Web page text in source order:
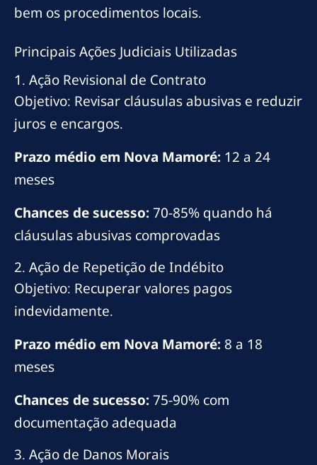
bem os procedimentos locais.
Principais Ações Judiciais Utilizadas
1. Ação Revisional de Contrato
Objetivo: Revisar cláusulas abusivas e reduzir
juros e encargos.
Prazo médio em Nova Mamoré: 12 a 24
meses
Chances de sucesso: 70-85% quando há
cláusulas abusivas comprovadas
2. Ação de Repetição de Indébito
Objetivo: Recuperar valores pagos
indevidamente.
Prazo médio em Nova Mamoré: 8 a 18
meses
Chances de sucesso: 75-90% com
documentação adequada
3. Ação de Danos Morais